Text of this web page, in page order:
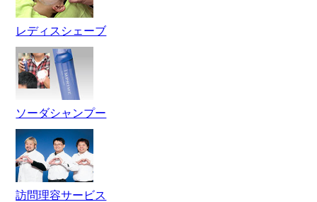
レディスシェーブ
ソーダシャンプー
訪問理容サービス